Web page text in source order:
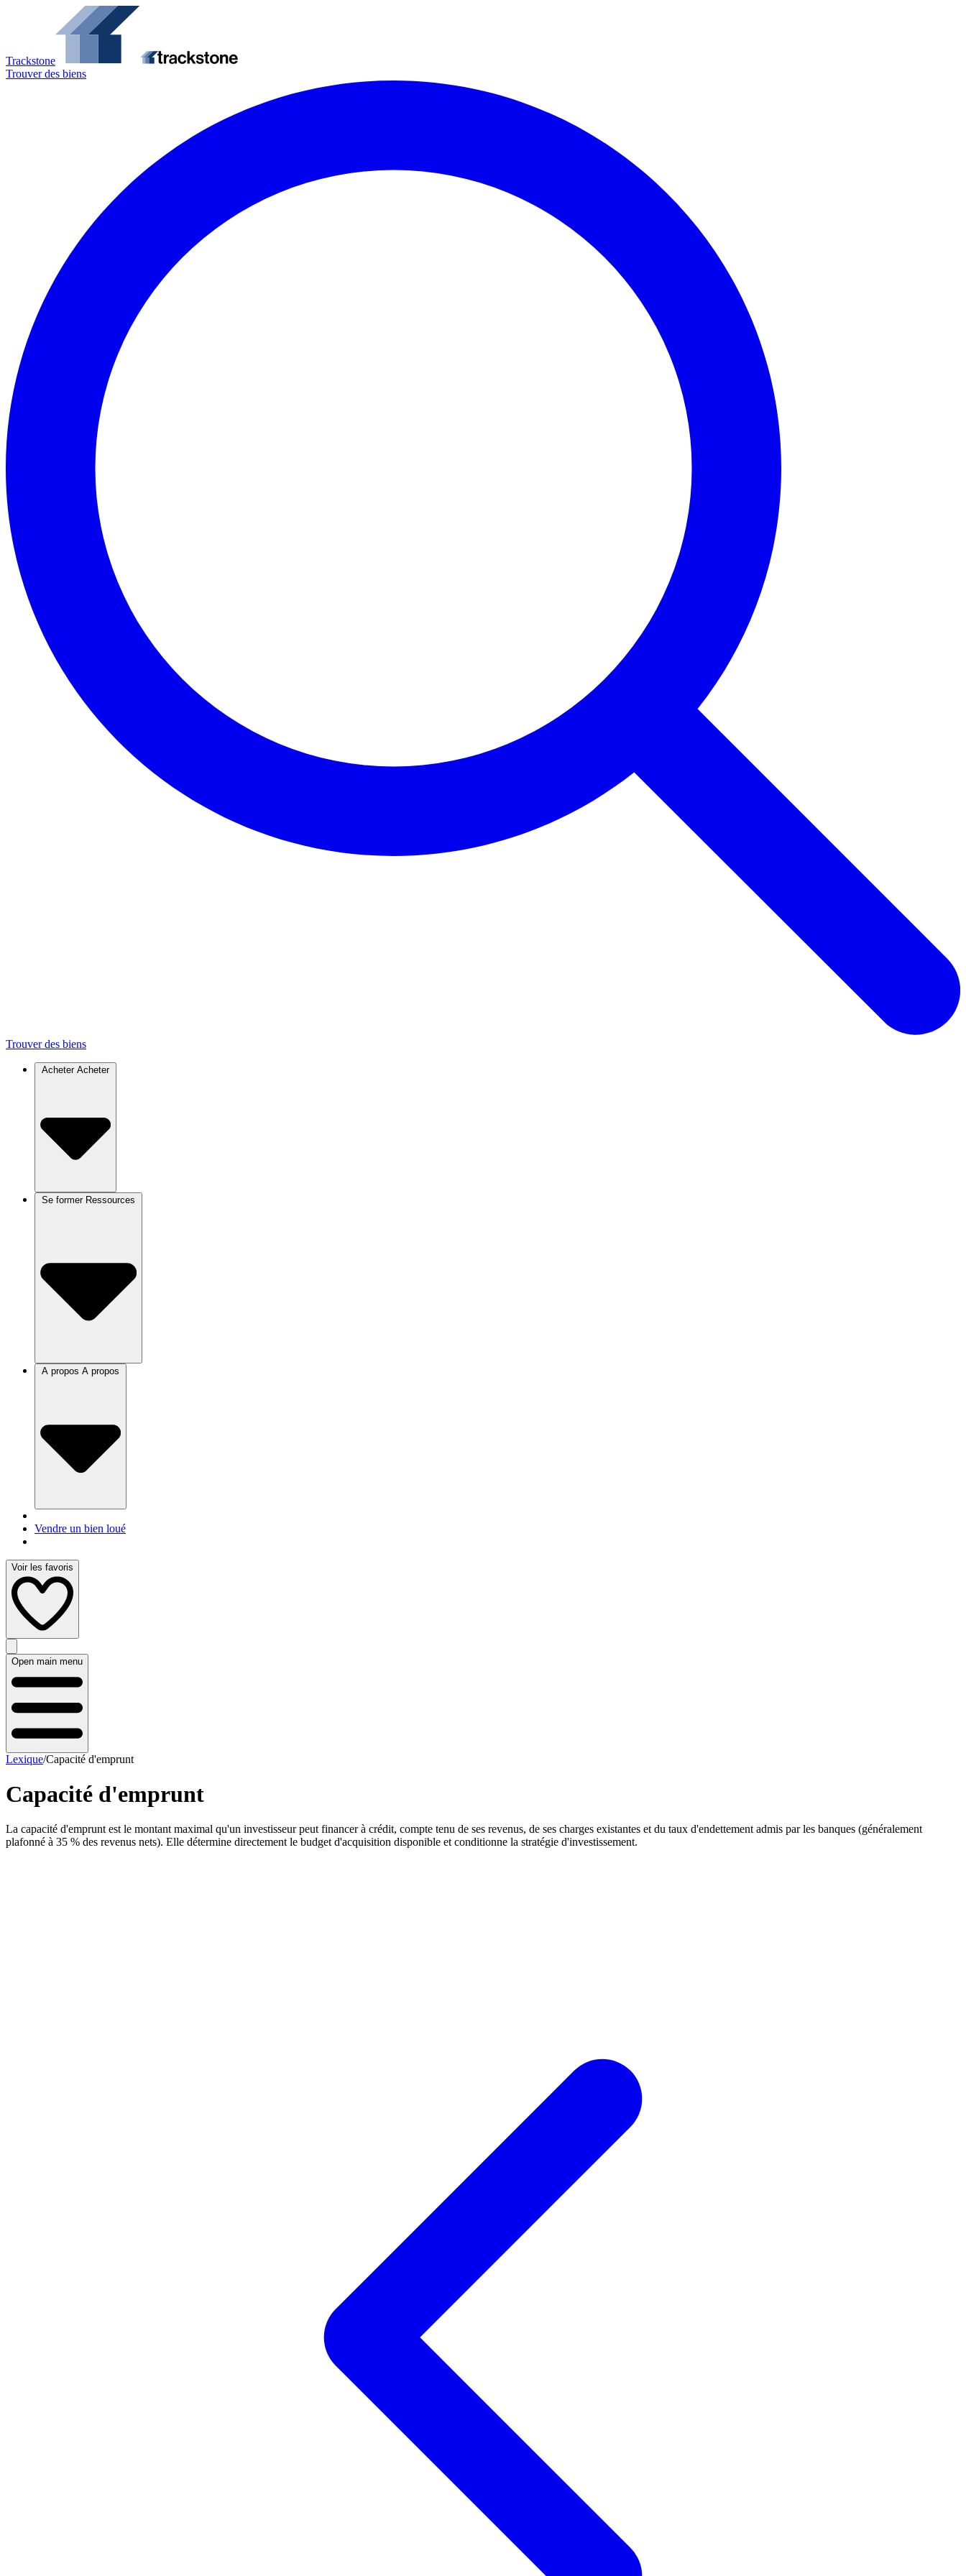
Trackstone
Trouver des biens
Trouver des biens
Acheter Acheter
Se former
A propos
Vendre un bien loué
Voir les favoris
Open main menu
Lexique/Capacité d'emprunt
Capacité d'emprunt
La capacité d'emprunt est le montant maximal qu'un investisseur peut financer à crédit, compte tenu de ses revenus, de ses charges existantes et du taux d'endettement admis par les banques (généralement
plafonné à 35 % des revenus nets). Elle détermine directement le budget d'acquisition disponible et conditionne la stratégie d'investissement.